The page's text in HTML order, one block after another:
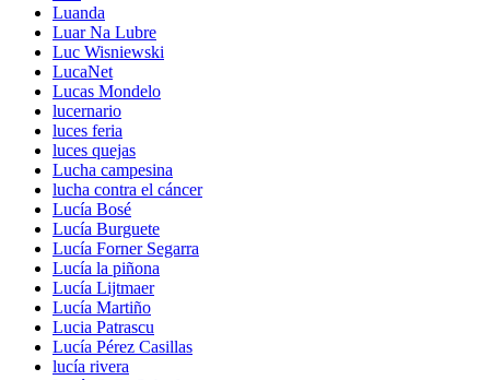
Luanda
Luar Na Lubre
Luc Wisniewski
LucaNet
Lucas Mondelo
lucernario
luces feria
luces quejas
Lucha campesina
lucha contra el cáncer
Lucía Bosé
Lucía Burguete
Lucía Forner Segarra
Lucía la piñona
Lucía Lijtmaer
Lucía Martiño
Lucia Patrascu
Lucía Pérez Casillas
lucía rivera